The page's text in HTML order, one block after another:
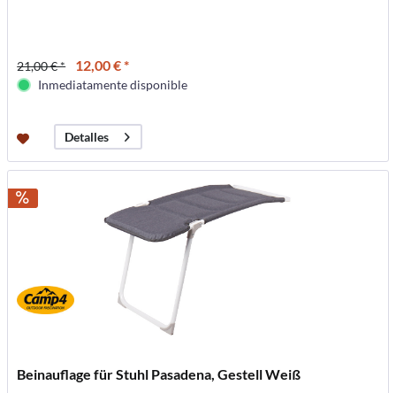
21,00 € * 12,00 € *
Inmediatamente disponible
Detalles
Beinauflage für Stuhl Pasadena, Gestell Weiß